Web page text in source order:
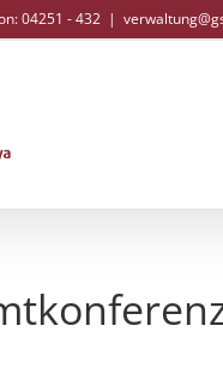
04251 - 432 |